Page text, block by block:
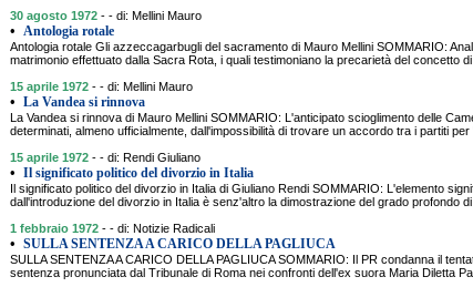
30 agosto 1972 - - di: Mellini Mauro
• Antologia rotale
Antologia rotale Gli azzeccagarbugli del sacramento di Mauro Mellini SOMMARIO:
matrimonio effettuato dalla Sacra Rota, i quali testimoniano la precarietà del concetto
15 aprile 1972 - - di: Mellini Mauro
• La Vandea si rinnova
La Vandea si rinnova di Mauro Mellini SOMMARIO: L'anticipato scioglimento delle
determinati, almeno ufficialmente, dall'impossibilità di trovare un accordo tra i partiti
15 aprile 1972 - - di: Rendi Giuliano
• Il significato politico del divorzio in Italia
Il significato politico del divorzio in Italia di Giuliano Rendi SOMMARIO: L'elemento
dall'introduzione del divorzio in Italia è senz'altro la dimostrazione del grado profondo
1 febbraio 1972 - - di: Notizie Radicali
• SULLA SENTENZA A CARICO DELLA PAGLIUCA
SULLA SENTENZA A CARICO DELLA PAGLIUCA SOMMARIO: Il PR condanna il
sentenza pronunciata dal Tribunale di Roma nei confronti dell'ex suora Maria Diletta